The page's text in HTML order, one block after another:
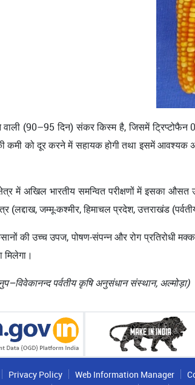
(90–95 दिन) संकर किस्म है, जिसमें
कमी को दूर करने में सहायक होगी तथा इसमें आवश्यक
क्षेत्र में अखिल भारतीय समन्वित परीक्षणों में इसका
(लद्दाख, जम्मू-कश्मीर, हिमाचल प्रदेश, उत्तराखंड
की उच्च उपज, पोषण-संपन्न और रोग प्रतिरोधी
पर्वतीय कृषि अनुसंधान संस्थान, अल्मोड़ा)
Privacy Policy Web Information Manager